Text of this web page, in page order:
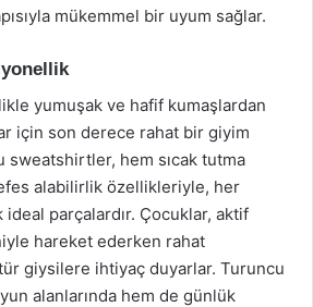
mükemmel bir uyum sağlar.
yumuşak ve hafif kumaşlardan
için son derece rahat bir giyim
sweatshirtler, hem sıcak tutma
alabilirlik özellikleriyle, her
parçalardır. Çocuklar, aktif
hareket ederken rahat
giysilere ihtiyaç duyarlar. Turuncu
alanlarında hem de günlük